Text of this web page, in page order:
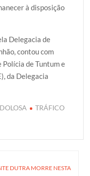
à disposição
Delegacia de
contou com
Polícia de Tuntum e
da Delegacia
TRÁFICO
DUTRA MORRE NESTA